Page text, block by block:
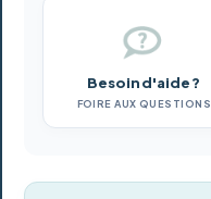
Besoin d'aide ?
FOIRE AUX QUESTIONS